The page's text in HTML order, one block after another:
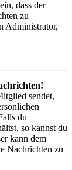
dass der
zu
Administrator,
sendet,
du
so kannst du
kann dem
Nachrichten zu